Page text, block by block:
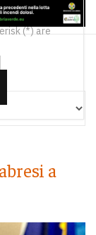
(*) are
a